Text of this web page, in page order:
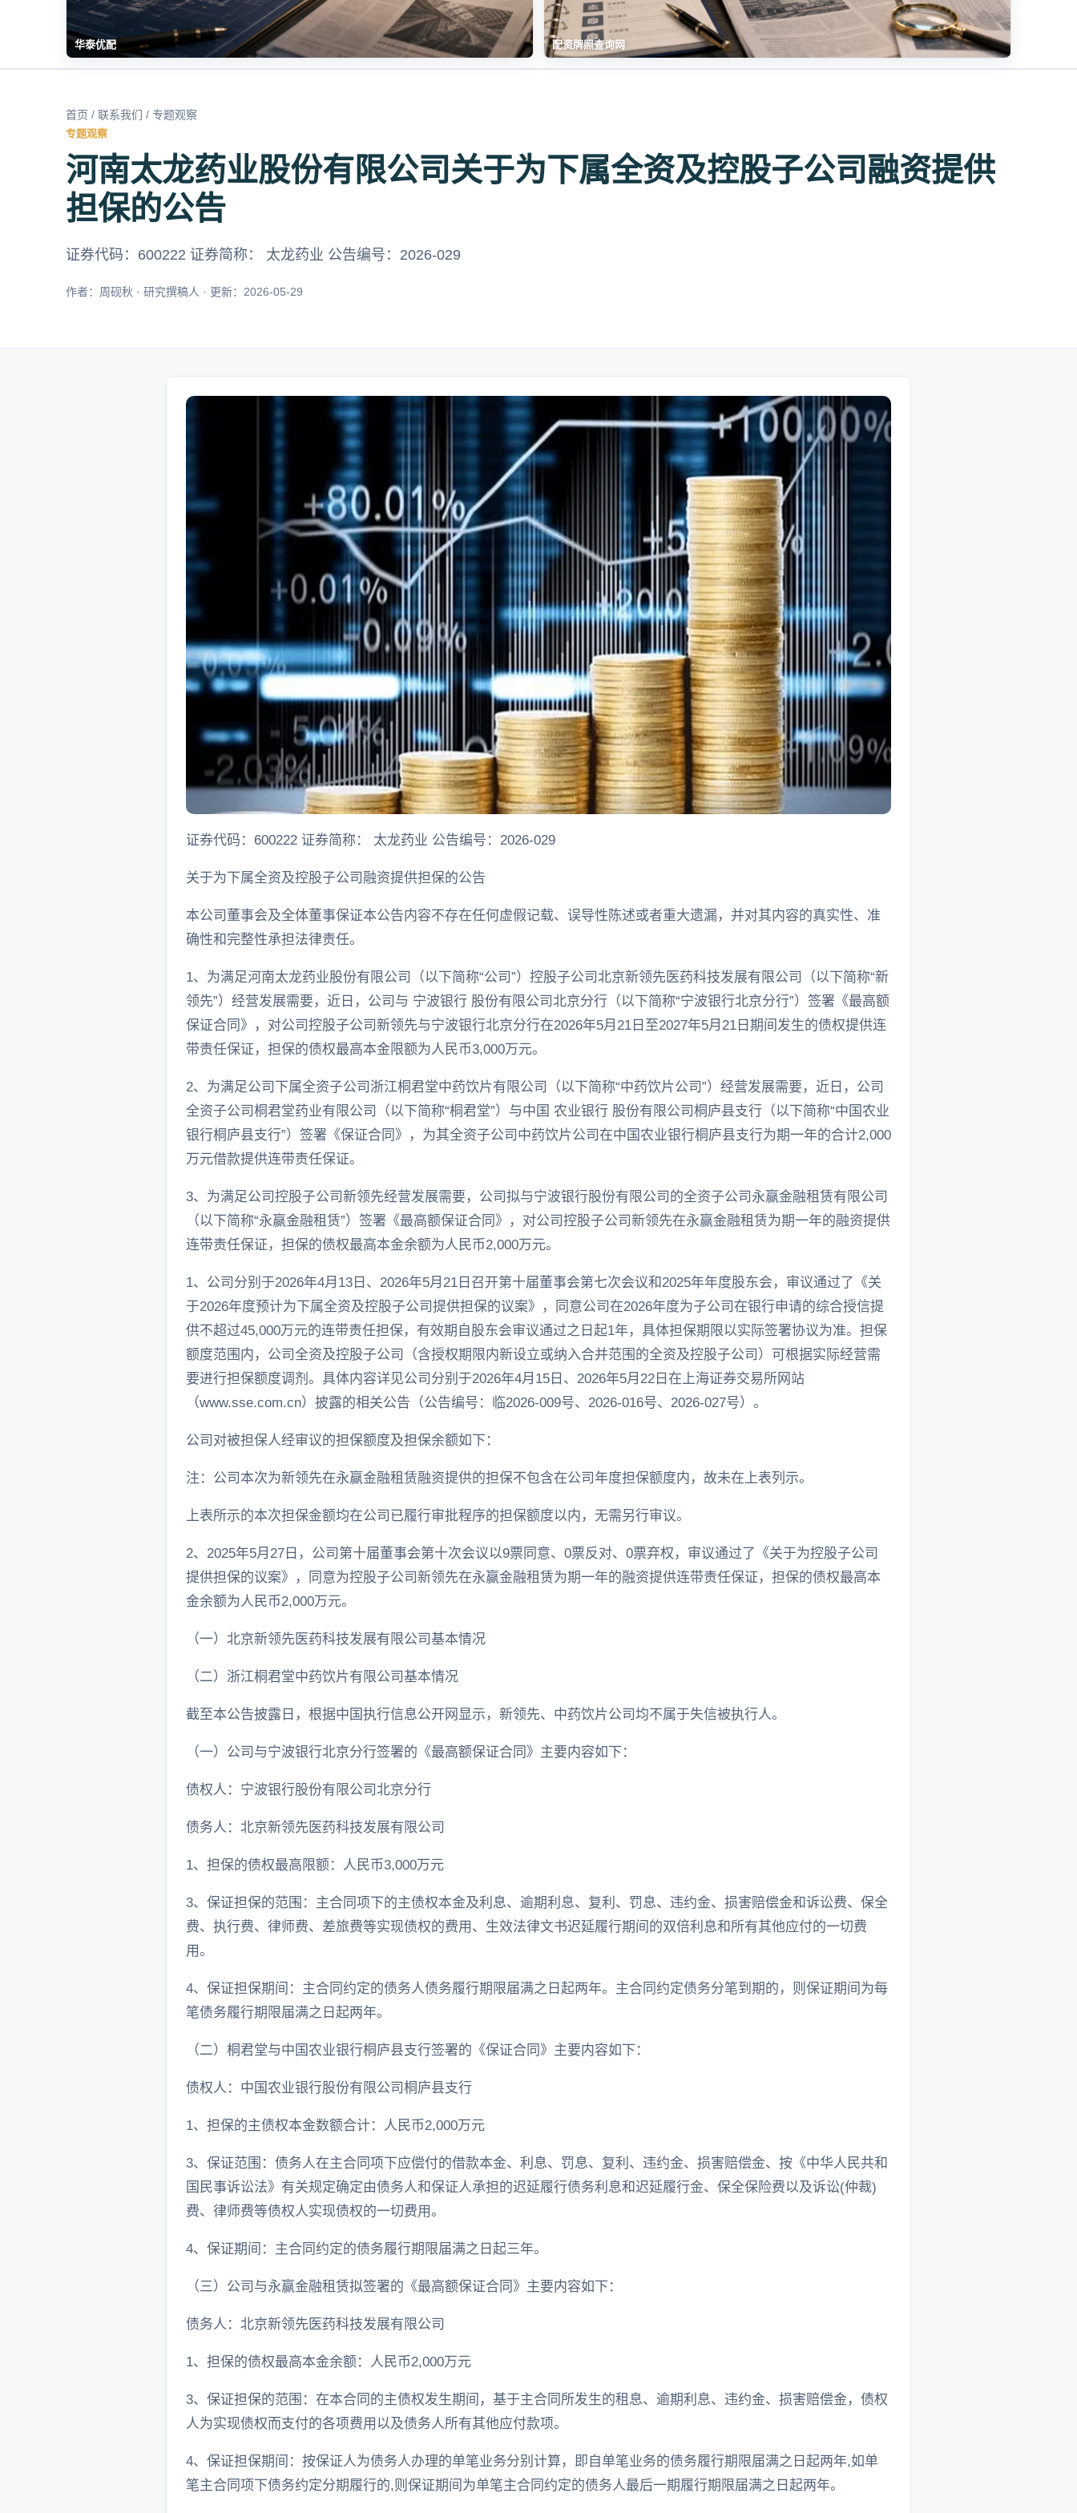
华泰优配 配资牌照查询网
首页 / 联系我们 / 专题观察
专题观察
河南太龙药业股份有限公司关于为下属全资及控股子公司融资提供
担保的公告
证券代码：600222 证券简称： 太龙药业 公告编号：2026-029
作者：周砚秋 · 研究撰稿人 · 更新：2026-05-29
证券代码：600222 证券简称： 太龙药业 公告编号：2026-029
关于为下属全资及控股子公司融资提供担保的公告
本公司董事会及全体董事保证本公告内容不存在任何虚假记载、误导性陈述或者重大遗漏，并对其内容的真实性、准
确性和完整性承担法律责任。
1、为满足河南太龙药业股份有限公司（以下简称“公司”）控股子公司北京新领先医药科技发展有限公司（以下简称“新
领先”）经营发展需要，近日，公司与 宁波银行 股份有限公司北京分行（以下简称“宁波银行北京分行”）签署《最高额
保证合同》，对公司控股子公司新领先与宁波银行北京分行在2026年5月21日至2027年5月21日期间发生的债权提供连
带责任保证，担保的债权最高本金限额为人民币3,000万元。
2、为满足公司下属全资子公司浙江桐君堂中药饮片有限公司（以下简称“中药饮片公司”）经营发展需要，近日，公司
全资子公司桐君堂药业有限公司（以下简称“桐君堂”）与中国 农业银行 股份有限公司桐庐县支行（以下简称“中国农业
银行桐庐县支行”）签署《保证合同》，为其全资子公司中药饮片公司在中国农业银行桐庐县支行为期一年的合计2,000
万元借款提供连带责任保证。
3、为满足公司控股子公司新领先经营发展需要，公司拟与宁波银行股份有限公司的全资子公司永赢金融租赁有限公司
（以下简称“永赢金融租赁”）签署《最高额保证合同》，对公司控股子公司新领先在永赢金融租赁为期一年的融资提供
连带责任保证，担保的债权最高本金余额为人民币2,000万元。
1、公司分别于2026年4月13日、2026年5月21日召开第十届董事会第七次会议和2025年年度股东会，审议通过了《关
于2026年度预计为下属全资及控股子公司提供担保的议案》，同意公司在2026年度为子公司在银行申请的综合授信提
供不超过45,000万元的连带责任担保，有效期自股东会审议通过之日起1年，具体担保期限以实际签署协议为准。担保
额度范围内，公司全资及控股子公司（含授权期限内新设立或纳入合并范围的全资及控股子公司）可根据实际经营需
要进行担保额度调剂。具体内容详见公司分别于2026年4月15日、2026年5月22日在上海证券交易所网站
（www.sse.com.cn）披露的相关公告（公告编号：临2026-009号、2026-016号、2026-027号）。
公司对被担保人经审议的担保额度及担保余额如下：
注：公司本次为新领先在永赢金融租赁融资提供的担保不包含在公司年度担保额度内，故未在上表列示。
上表所示的本次担保金额均在公司已履行审批程序的担保额度以内，无需另行审议。
2、2025年5月27日，公司第十届董事会第十次会议以9票同意、0票反对、0票弃权，审议通过了《关于为控股子公司
提供担保的议案》，同意为控股子公司新领先在永赢金融租赁为期一年的融资提供连带责任保证，担保的债权最高本
金余额为人民币2,000万元。
（一）北京新领先医药科技发展有限公司基本情况
（二）浙江桐君堂中药饮片有限公司基本情况
截至本公告披露日，根据中国执行信息公开网显示，新领先、中药饮片公司均不属于失信被执行人。
（一）公司与宁波银行北京分行签署的《最高额保证合同》主要内容如下：
债权人：宁波银行股份有限公司北京分行
债务人：北京新领先医药科技发展有限公司
1、担保的债权最高限额：人民币3,000万元
3、保证担保的范围：主合同项下的主债权本金及利息、逾期利息、复利、罚息、违约金、损害赔偿金和诉讼费、保全
费、执行费、律师费、差旅费等实现债权的费用、生效法律文书迟延履行期间的双倍利息和所有其他应付的一切费
用。
4、保证担保期间：主合同约定的债务人债务履行期限届满之日起两年。主合同约定债务分笔到期的，则保证期间为每
笔债务履行期限届满之日起两年。
（二）桐君堂与中国农业银行桐庐县支行签署的《保证合同》主要内容如下：
债权人：中国农业银行股份有限公司桐庐县支行
1、担保的主债权本金数额合计：人民币2,000万元
3、保证范围：债务人在主合同项下应偿付的借款本金、利息、罚息、复利、违约金、损害赔偿金、按《中华人民共和
国民事诉讼法》有关规定确定由债务人和保证人承担的迟延履行债务利息和迟延履行金、保全保险费以及诉讼(仲裁)
费、律师费等债权人实现债权的一切费用。
4、保证期间：主合同约定的债务履行期限届满之日起三年。
（三）公司与永赢金融租赁拟签署的《最高额保证合同》主要内容如下：
债务人：北京新领先医药科技发展有限公司
1、担保的债权最高本金余额：人民币2,000万元
3、保证担保的范围：在本合同的主债权发生期间，基于主合同所发生的租息、逾期利息、违约金、损害赔偿金，债权
人为实现债权而支付的各项费用以及债务人所有其他应付款项。
4、保证担保期间：按保证人为债务人办理的单笔业务分别计算，即自单笔业务的债务履行期限届满之日起两年,如单
笔主合同项下债务约定分期履行的,则保证期间为单笔主合同约定的债务人最后一期履行期限届满之日起两年。